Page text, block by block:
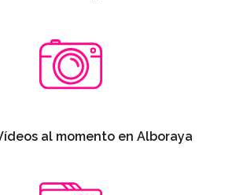
al momento en Alboraya